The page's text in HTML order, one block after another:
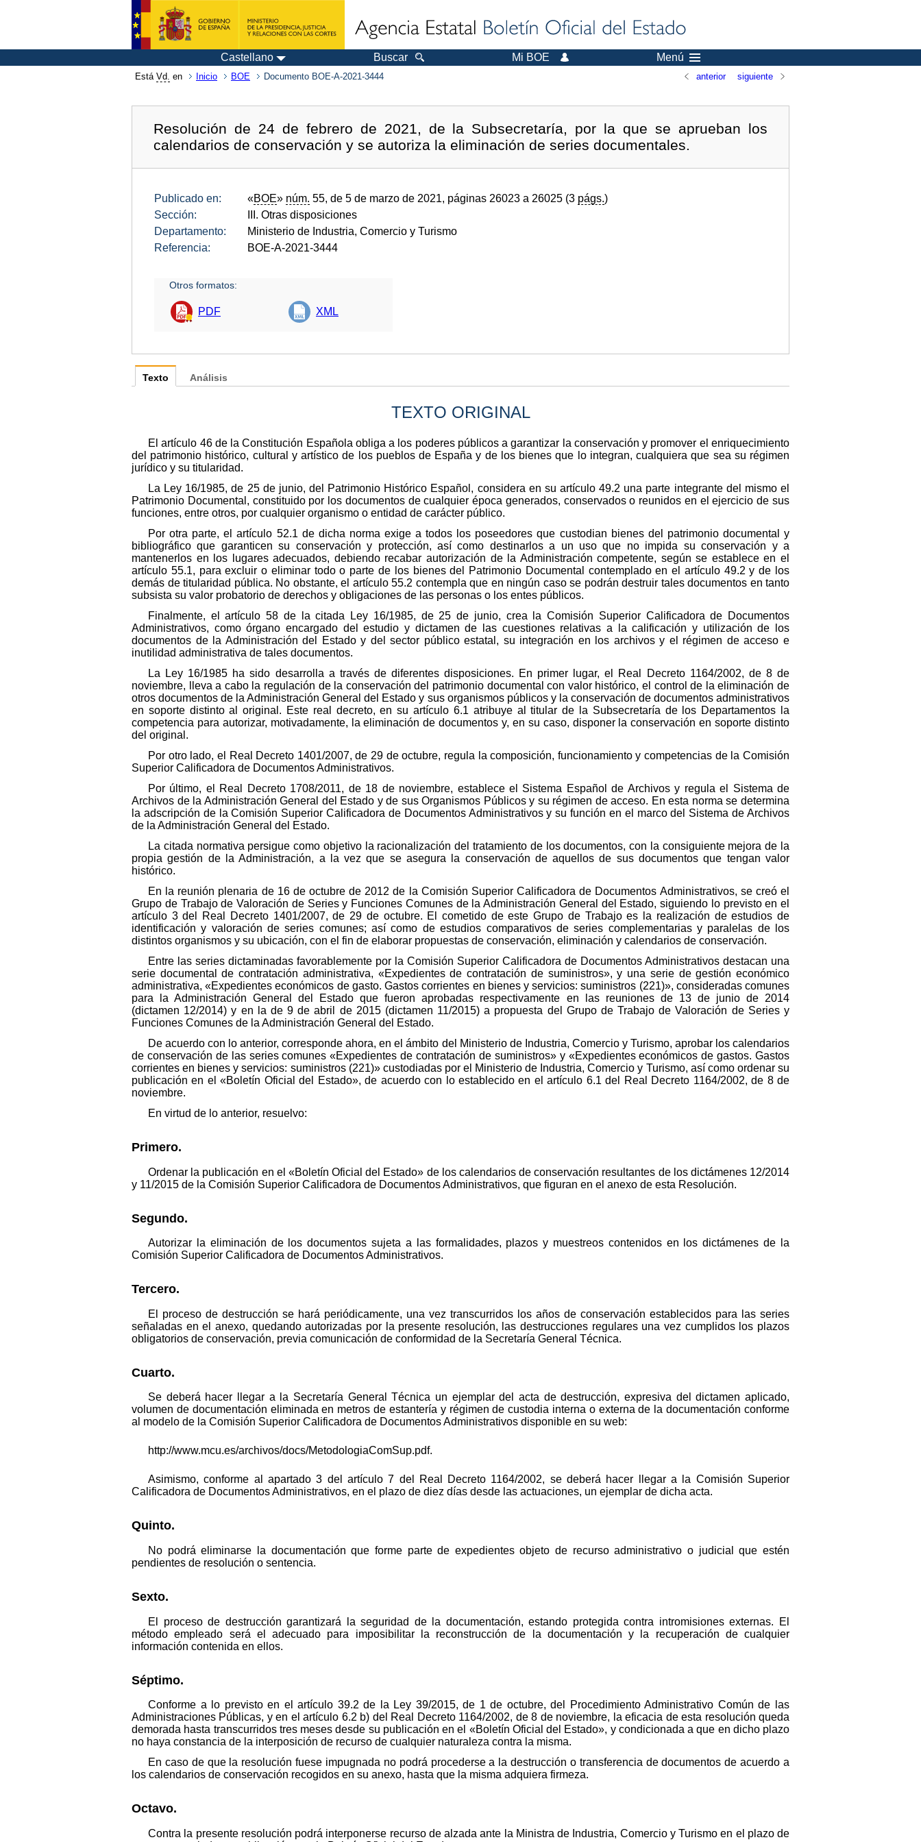
Castellano Buscar Mi BOE Menú
Está Vd. en Inicio BOE Documento BOE-A-2021-3444 anterior siguiente
Resolución de 24 de febrero de 2021, de la Subsecretaría, por la que se aprueban los
calendarios de conservación y se autoriza la eliminación de series documentales.
Publicado en: «BOE» núm. 55, de 5 de marzo de 2021, páginas 26023 a 26025 (3 págs.)
Sección:
III. Otras disposiciones
Departamento:
Ministerio de Industria, Comercio y Turismo
Referencia:
BOE-A-2021-3444
Otros formatos:
PDF XML
Texto
TEXTO ORIGINAL
El artículo 46 de la Constitución Española obliga a los poderes públicos a garantizar la conservación y promover el enriquecimiento
del patrimonio histórico, cultural y artístico de los pueblos de España y de los bienes que lo integran, cualquiera que sea su régimen
jurídico y su titularidad.
La Ley 16/1985, de 25 de junio, del Patrimonio Histórico Español, considera en su artículo 49.2 una parte integrante del mismo el
Patrimonio Documental, constituido por los documentos de cualquier época generados, conservados o reunidos en el ejercicio de sus
funciones, entre otros, por cualquier organismo o entidad de carácter público.
Por otra parte, el artículo 52.1 de dicha norma exige a todos los poseedores que custodian bienes del patrimonio documental y
bibliográfico que garanticen su conservación y protección, así como destinarlos a un uso que no impida su conservación y a
mantenerlos en los lugares adecuados, debiendo recabar autorización de la Administración competente, según se establece en el
artículo 55.1, para excluir o eliminar todo o parte de los bienes del Patrimonio Documental contemplado en el artículo 49.2 y de los
demás de titularidad pública. No obstante, el artículo 55.2 contempla que en ningún caso se podrán destruir tales documentos en tanto
subsista su valor probatorio de derechos y obligaciones de las personas o los entes públicos.
Finalmente, el artículo 58 de la citada Ley 16/1985, de 25 de junio, crea la Comisión Superior Calificadora de Documentos
Administrativos, como órgano encargado del estudio y dictamen de las cuestiones relativas a la calificación y utilización de los
documentos de la Administración del Estado y del sector público estatal, su integración en los archivos y el régimen de acceso e
inutilidad administrativa de tales documentos.
La Ley 16/1985 ha sido desarrolla a través de diferentes disposiciones. En primer lugar, el Real Decreto 1164/2002, de 8 de
noviembre, lleva a cabo la regulación de la conservación del patrimonio documental con valor histórico, el control de la eliminación de
otros documentos de la Administración General del Estado y sus organismos públicos y la conservación de documentos administrativos
en soporte distinto al original. Este real decreto, en su artículo 6.1 atribuye al titular de la Subsecretaría de los Departamentos la
competencia para autorizar, motivadamente, la eliminación de documentos y, en su caso, disponer la conservación en soporte distinto
del original.
Por otro lado, el Real Decreto 1401/2007, de 29 de octubre, regula la composición, funcionamiento y competencias de la Comisión
Superior Calificadora de Documentos Administrativos.
Por último, el Real Decreto 1708/2011, de 18 de noviembre, establece el Sistema Español de Archivos y regula el Sistema de
Archivos de la Administración General del Estado y de sus Organismos Públicos y su régimen de acceso. En esta norma se determina
la adscripción de la Comisión Superior Calificadora de Documentos Administrativos y su función en el marco del Sistema de Archivos
de la Administración General del Estado.
La citada normativa persigue como objetivo la racionalización del tratamiento de los documentos, con la consiguiente mejora de la
propia gestión de la Administración, a la vez que se asegura la conservación de aquellos de sus documentos que tengan valor
histórico.
En la reunión plenaria de 16 de octubre de 2012 de la Comisión Superior Calificadora de Documentos Administrativos, se creó el
Grupo de Trabajo de Valoración de Series y Funciones Comunes de la Administración General del Estado, siguiendo lo previsto en el
artículo 3 del Real Decreto 1401/2007, de 29 de octubre. El cometido de este Grupo de Trabajo es la realización de estudios de
identificación y valoración de series comunes; así como de estudios comparativos de series complementarias y paralelas de los
distintos organismos y su ubicación, con el fin de elaborar propuestas de conservación, eliminación y calendarios de conservación.
Entre las series dictaminadas favorablemente por la Comisión Superior Calificadora de Documentos Administrativos destacan una
serie documental de contratación administrativa, «Expedientes de contratación de suministros», y una serie de gestión económico
administrativa, «Expedientes económicos de gasto. Gastos corrientes en bienes y servicios: suministros (221)», consideradas comunes
para la Administración General del Estado que fueron aprobadas respectivamente en las reuniones de 13 de junio de 2014
(dictamen 12/2014) y en la de 9 de abril de 2015 (dictamen 11/2015) a propuesta del Grupo de Trabajo de Valoración de Series y
Funciones Comunes de la Administración General del Estado.
De acuerdo con lo anterior, corresponde ahora, en el ámbito del Ministerio de Industria, Comercio y Turismo, aprobar los calendarios
de conservación de las series comunes «Expedientes de contratación de suministros» y «Expedientes económicos de gastos. Gastos
corrientes en bienes y servicios: suministros (221)» custodiadas por el Ministerio de Industria, Comercio y Turismo, así como ordenar su
publicación en el «Boletín Oficial del Estado», de acuerdo con lo establecido en el artículo 6.1 del Real Decreto 1164/2002, de 8 de
noviembre.
En virtud de lo anterior, resuelvo:
Primero.
Ordenar la publicación en el «Boletín Oficial del Estado» de los calendarios de conservación resultantes de los dictámenes 12/2014
y 11/2015 de la Comisión Superior Calificadora de Documentos Administrativos, que figuran en el anexo de esta Resolución.
Segundo.
Autorizar la eliminación de los documentos sujeta a las formalidades, plazos y muestreos contenidos en los dictámenes de la
Comisión Superior Calificadora de Documentos Administrativos.
Tercero.
El proceso de destrucción se hará periódicamente, una vez transcurridos los años de conservación establecidos para las series
señaladas en el anexo, quedando autorizadas por la presente resolución, las destrucciones regulares una vez cumplidos los plazos
obligatorios de conservación, previa comunicación de conformidad de la Secretaría General Técnica.
Cuarto.
Se deberá hacer llegar a la Secretaría General Técnica un ejemplar del acta de destrucción, expresiva del dictamen aplicado,
volumen de documentación eliminada en metros de estantería y régimen de custodia interna o externa de la documentación conforme
al modelo de la Comisión Superior Calificadora de Documentos Administrativos disponible en su web:
http://www.mcu.es/archivos/docs/MetodologiaComSup.pdf.
Asimismo, conforme al apartado 3 del artículo 7 del Real Decreto 1164/2002, se deberá hacer llegar a la Comisión Superior
Calificadora de Documentos Administrativos, en el plazo de diez días desde las actuaciones, un ejemplar de dicha acta.
Quinto.
No podrá eliminarse la documentación que forme parte de expedientes objeto de recurso administrativo o judicial que estén
pendientes de resolución o sentencia.
Sexto.
El proceso de destrucción garantizará la seguridad de la documentación, estando protegida contra intromisiones externas. El
método empleado será el adecuado para imposibilitar la reconstrucción de la documentación y la recuperación de cualquier
información contenida en ellos.
Séptimo.
Conforme a lo previsto en el artículo 39.2 de la Ley 39/2015, de 1 de octubre, del Procedimiento Administrativo Común de las
Administraciones Públicas, y en el artículo 6.2 b) del Real Decreto 1164/2002, de 8 de noviembre, la eficacia de esta resolución queda
demorada hasta transcurridos tres meses desde su publicación en el «Boletín Oficial del Estado», y condicionada a que en dicho plazo
no haya constancia de la interposición de recurso de cualquier naturaleza contra la misma.
En caso de que la resolución fuese impugnada no podrá procederse a la destrucción o transferencia de documentos de acuerdo a
los calendarios de conservación recogidos en su anexo, hasta que la misma adquiera firmeza.
Octavo.
Contra la presente resolución podrá interponerse recurso de alzada ante la Ministra de Industria, Comercio y Turismo en el plazo de
Análisis